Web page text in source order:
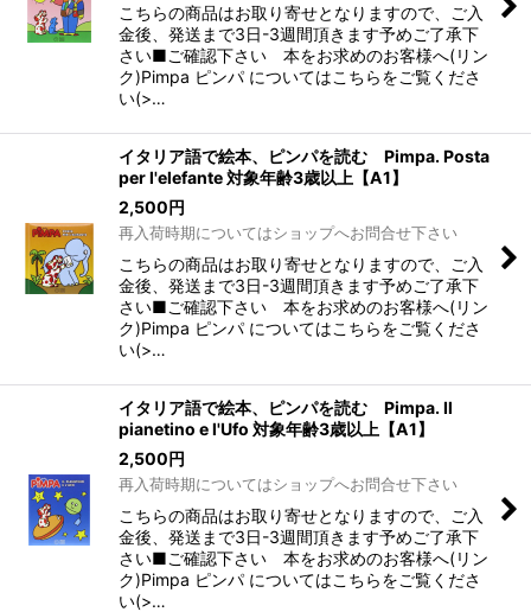
こちらの商品はお取り寄せとなりますので、ご入
金後、発送まで3日-3週間頂きます予めご了承下
さい■ご確認下さい 本をお求めのお客様へ(リン
ク)Pimpa ピンパ についてはこちらをご覧くださ
い(>…
イタリア語で絵本、ピンパを読む Pimpa. Posta
per l'elefante 対象年齢3歳以上【A1】
2,500円
再入荷時期についてはショップへお問合せ下さい
こちらの商品はお取り寄せとなりますので、ご入
金後、発送まで3日-3週間頂きます予めご了承下
さい■ご確認下さい 本をお求めのお客様へ(リン
ク)Pimpa ピンパ についてはこちらをご覧くださ
い(>…
イタリア語で絵本、ピンパを読む Pimpa. Il
pianetino e l'Ufo 対象年齢3歳以上【A1】
2,500円
再入荷時期についてはショップへお問合せ下さい
こちらの商品はお取り寄せとなりますので、ご入
金後、発送まで3日-3週間頂きます予めご了承下
さい■ご確認下さい 本をお求めのお客様へ(リン
ク)Pimpa ピンパ についてはこちらをご覧くださ
い(>…